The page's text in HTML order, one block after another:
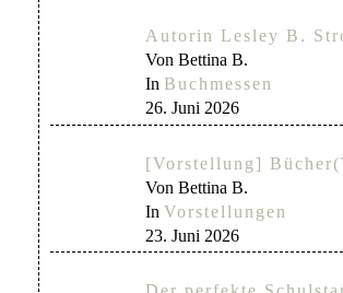
Autorin Lesley B.
Von Bettina B.
In Buchmessen
26. Juni 2026
[Vorstellung]
Von Bettina B.
In Vorstellungen
23. Juni 2026